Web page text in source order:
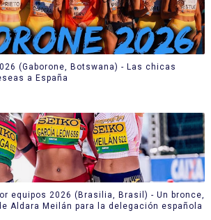
(Gaborone, Botswana) - Las chicas
a España
equipos 2026 (Brasilia, Brasil) - Un bronce,
Aldara Meilán para la delegación española